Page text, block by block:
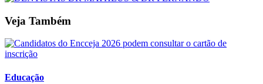
Veja Também
Educação